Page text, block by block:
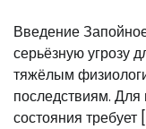
Введение
серьёзную угрозу
тяжёлым
последствиям.
состояния требует